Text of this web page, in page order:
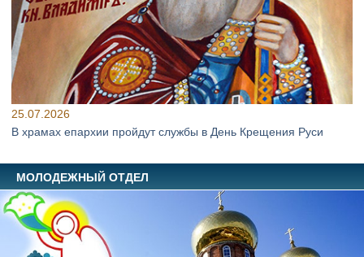
25.07.2026
В храмах епархии пройдут службы в День Крещения Руси
МОЛОДЕЖНЫЙ ОТДЕЛ